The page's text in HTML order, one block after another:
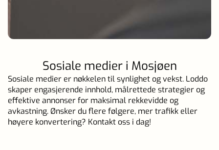
Sosiale medier i Mosjøen
Sosiale medier er nøkkelen til synlighet og vekst. Loddo
skaper engasjerende innhold, målrettede strategier og
effektive annonser for maksimal rekkevidde og
avkastning. Ønsker du flere følgere, mer trafikk eller
høyere konvertering? Kontakt oss i dag!